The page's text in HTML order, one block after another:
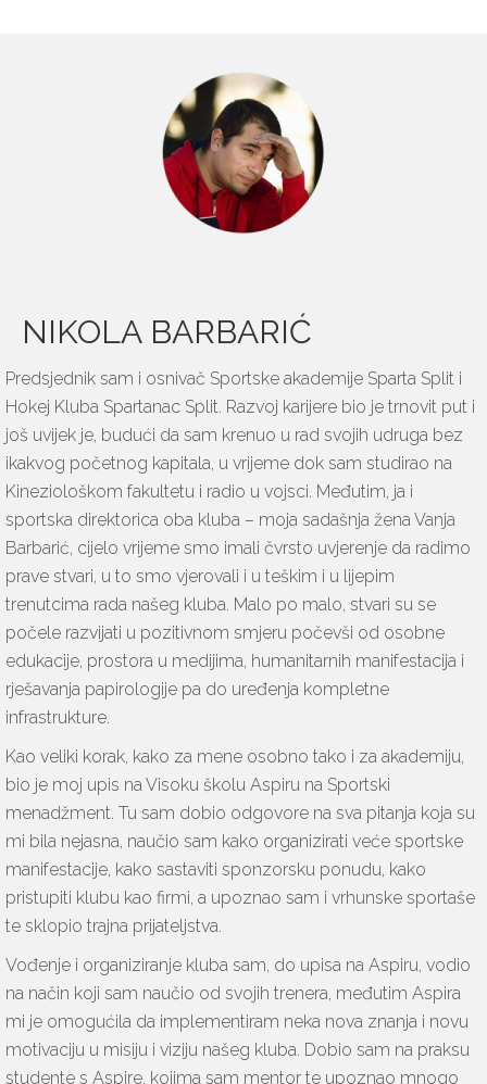
NIKOLA BARBARIĆ
Predsjednik sam i osnivač Sportske akademije Sparta Split i
Hokej Kluba Spartanac Split. Razvoj karijere bio je trnovit put i
još uvijek je, budući da sam krenuo u rad svojih udruga bez
ikakvog početnog kapitala, u vrijeme dok sam studirao na
Kineziološkom fakultetu i radio u vojsci. Međutim, ja i
sportska direktorica oba kluba – moja sadašnja žena Vanja
Barbarić, cijelo vrijeme smo imali čvrsto uvjerenje da radimo
prave stvari, u to smo vjerovali i u teškim i u lijepim
trenutcima rada našeg kluba. Malo po malo, stvari su se
počele razvijati u pozitivnom smjeru počevši od osobne
edukacije, prostora u medijima, humanitarnih manifestacija i
rješavanja papirologije pa do uređenja kompletne
infrastrukture.
Kao veliki korak, kako za mene osobno tako i za akademiju,
bio je moj upis na Visoku školu Aspiru na Sportski
menadžment. Tu sam dobio odgovore na sva pitanja koja su
mi bila nejasna, naučio sam kako organizirati veće sportske
manifestacije, kako sastaviti sponzorsku ponudu, kako
pristupiti klubu kao firmi, a upoznao sam i vrhunske sportaše
te sklopio trajna prijateljstva.
Vođenje i organiziranje kluba sam, do upisa na Aspiru, vodio
na način koji sam naučio od svojih trenera, međutim Aspira
mi je omogućila da implementiram neka nova znanja i novu
motivaciju u misiju i viziju našeg kluba. Dobio sam na praksu
studente s Aspire, kojima sam mentor te upoznao mnogo